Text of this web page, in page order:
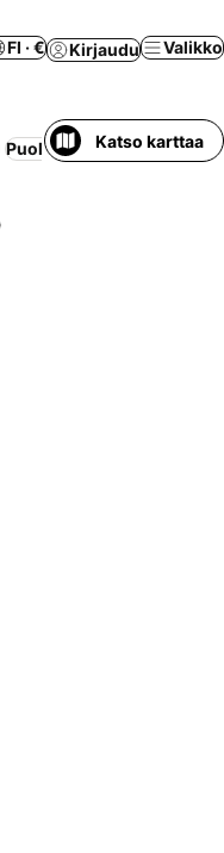
FI · € Kirjaudu Valikko
Puolihoito Kylpylä
Katso karttaa